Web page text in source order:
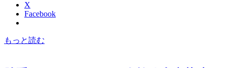
X
Facebook
もっと読む